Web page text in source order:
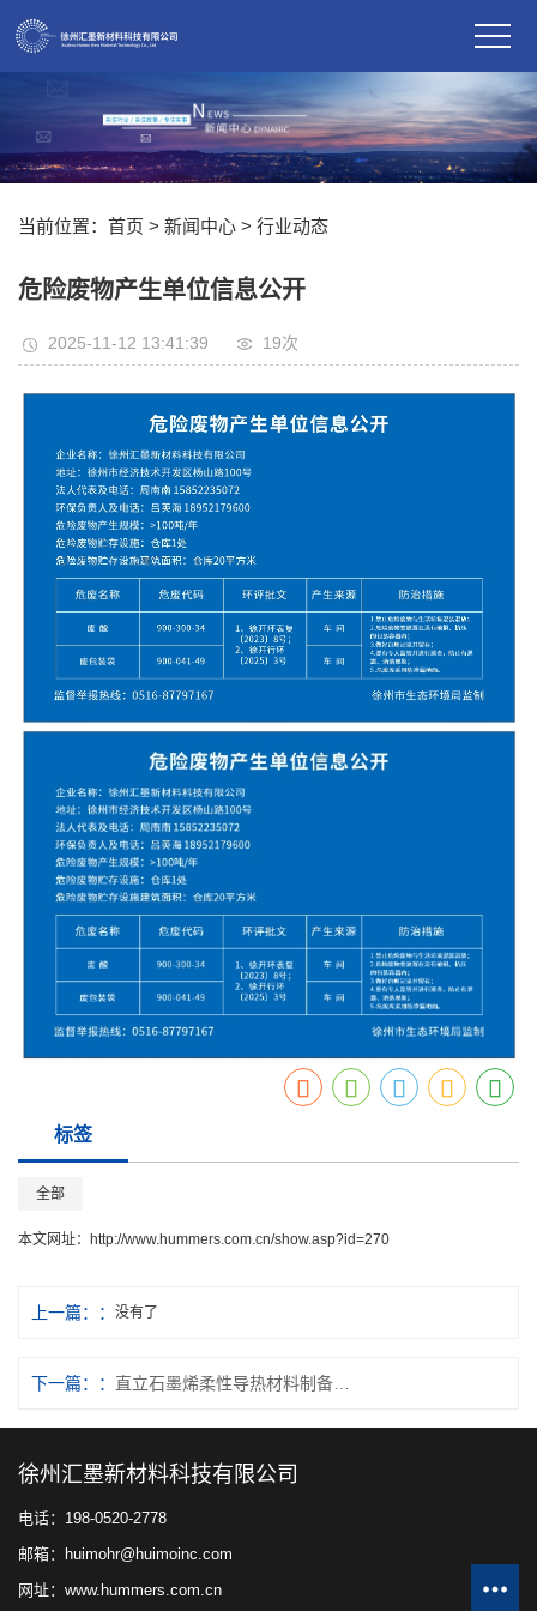
当前位置： 首页 > 新闻中心 > 行业动态
危险废物产生单位信息公开
2025-11-12 13:41:39 19次
标签
全部
本文网址： http://www.hummers.com.cn/show.asp?id=270
上一篇： 没有了
下一篇： 直立石墨烯柔性导热材料制备技术现状与进展
徐州汇墨新材料科技有限公司
电话：198-0520-2778
邮箱：huimohr@huimoinc.com
网址：www.hummers.com.cn